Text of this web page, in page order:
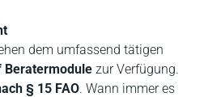
dem umfassend tätigen
Beratermodule zur Verfügung.
§ 15 FAO. Wann immer es